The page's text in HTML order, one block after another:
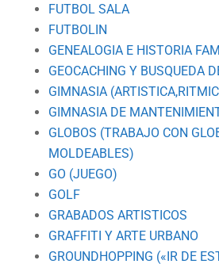
FUTBOL SALA
FUTBOLIN
GENEALOGIA E HISTORIA
GEOCACHING Y BUSQUEDA
GIMNASIA
GIMNASIA DE
GLOBOS (TRABAJO CON
MOLDEABLES)
GO (JUEGO)
GOLF
GRABADOS ARTISTICOS
GRAFFITI Y ARTE URBANO
GROUNDHOPPING («IR DE